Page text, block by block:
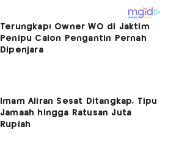
Terungkap! Owner WO di Jaktim
Penipu Calon Pengantin Pernah
Dipenjara
Imam Aliran Sesat Ditangkap, Tipu
Jamaah hingga Ratusan Juta
Rupiah